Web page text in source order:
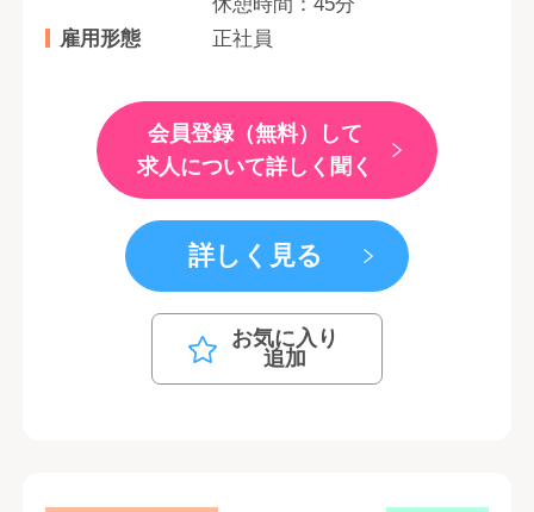
雇用形態
正社員
会員登録（無料）して
求人について詳しく聞く
詳しく見る
お気に入り
追加